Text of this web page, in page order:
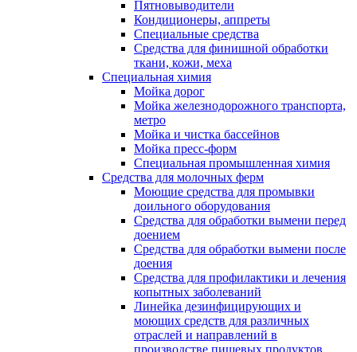
Пятновыводители
Кондиционеры, аппреты
Специальные средства
Средства для финишной обработки
ткани, кожи, меха
Специальная химия
Мойка дорог
Мойка железнодорожного транспорта,
метро
Мойка и чистка бассейнов
Мойка пресс-форм
Специальная промышленная химия
Средства для молочных ферм
Моющие средства для промывки
доильного оборудования
Средства для обработки вымени перед
доением
Средства для обработки вымени после
доения
Средства для профилактики и лечения
копытных заболеваний
Линейка дезинфицирующих и
моющих средств для различных
отраслей и направлений в
производстве пищевых продуктов